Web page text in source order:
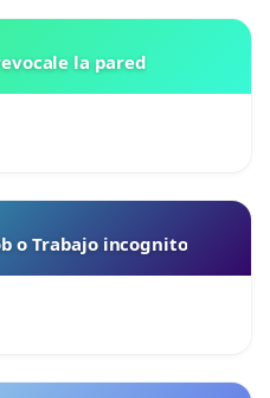
la pared
o Trabajo incognito